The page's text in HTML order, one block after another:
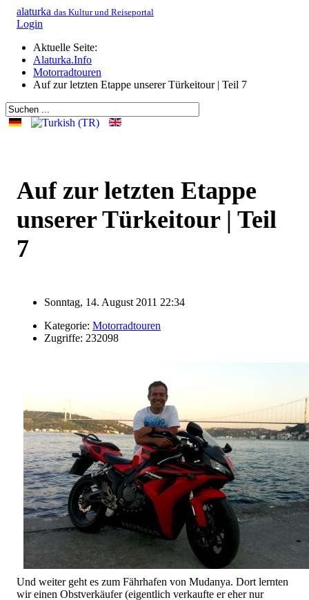
alaturka das Kultur und Reiseportal
Login
Aktuelle Seite:
Alaturka.Info
Motorradtouren
Auf zur letzten Etappe unserer Türkeitour | Teil 7
Auf zur letzten Etappe
unserer Türkeitour | Teil
7
Sonntag, 14. August 2011 22:34
Kategorie: Motorradtouren
Zugriffe: 232098
Und weiter geht es zum Fährhafen von Mudanya. Dort lernten
wir einen Obstverkäufer (eigentlich verkaufte er eher nur